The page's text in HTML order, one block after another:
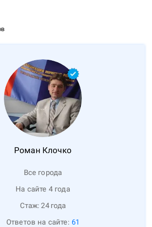
Роман Клочко
Все города
На сайте 4 года
Стаж: 24 года
Ответов на сайте: 61